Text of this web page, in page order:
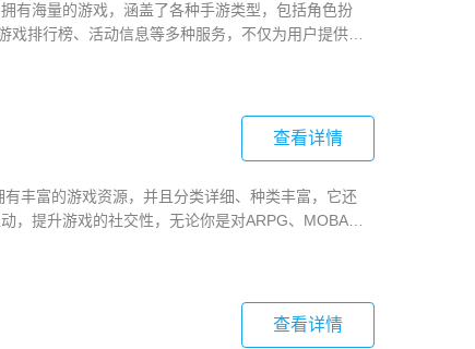
有海量的游戏，涵盖了各种手游类型，包括角色扮
排行榜、活动信息等多种服务，不仅为用户提供了
查看详情
丰富的游戏资源，并且分类详细、种类丰富，它还
，提升游戏的社交性，无论你是对ARPG、MOBA、
查看详情